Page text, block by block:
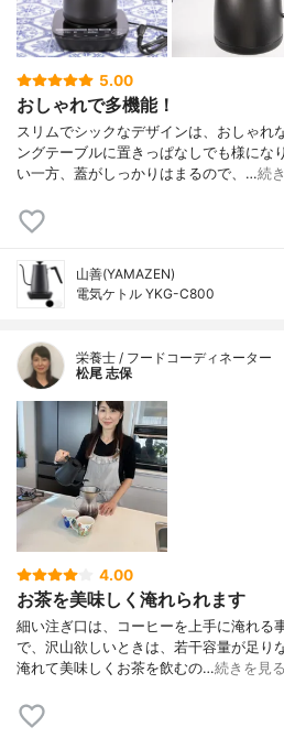
5.00
おしゃれで多機能！
スリムでシックなデザインは、おしゃれ
ングテーブルに置きっぱなしでも様にな
い一方、蓋がしっかりはまるので、…続
山善(YAMAZEN)
電気ケトル YKG-C800
栄養士 / フードコーディネーター
松尾 志保
4.00
お茶を美味しく淹れられます
細い注ぎ口は、コーヒーを上手に淹れる
で、沢山欲しいときは、若干容量が足り
淹れて美味しくお茶を飲むの…続きを見る